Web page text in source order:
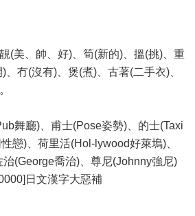
(美、帥、好)、筍(新的)、搵(挑)、重
、冇(沒有)、煲(煮)、古著(二手衣)、
舞廳)、甫士(Pose姿勢)、的士(Taxi
戀)、荷里活(Hol-lywood好萊塢)、
(George喬治)、尊尼(Johnny強尼)
日文漢字大惡補